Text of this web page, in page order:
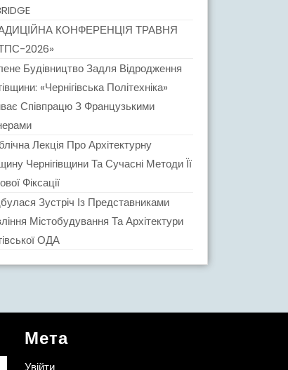
КОНФЕРЕНЦІЯ ТРАВНЯ
2026»
Будівництво Задля Відродження
«Чернігівська Політехніка»
Співпрацю З Французькими
Лекція Про Архітектурну
Чернігівщини Та Сучасні Методи Її
Фіксації
Зустріч Із Представниками
Містобудування Та Архітектури
ОДА
Мета
Увійти